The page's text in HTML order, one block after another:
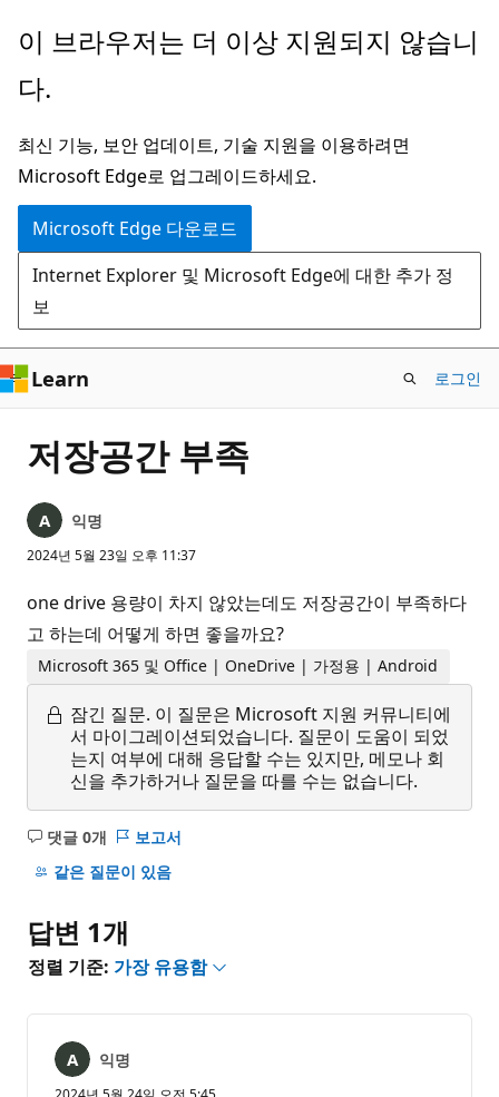
주
콘
츠
로
건
너
뛰
기
이 브라우저는 더 이상 지원되지 않습니
다.
최신 기능, 보안 업데이트, 기술 지원을 이용하려면
Microsoft Edge로 업그레이드하세요.
Microsoft Edge 다운로드
Internet Explorer 및 Microsoft Edge에 대한 추가 정
보
Learn 로그인
저장공간 부족
익명
2024년 5월 23일 오후 11:37
one drive 용량이 차지 않았는데도 저장공간이 부족하다
고 하는데 어떻게 하면 좋을까요?
Microsoft 365 및 Office | OneDrive | 가정용 | Android
잠긴 질문. 이 질문은 Microsoft 지원 커뮤니티에
서 마이그레이션되었습니다. 질문이 도움이 되었
는지 여부에 대해 응답할 수는 있지만, 메모나 회
신을 추가하거나 질문을 따를 수는 없습니다.
댓글 0개
설
명
음
보고서
같은 질문이 있음
답변 1개
정렬 기준: 가장 유용함
익명